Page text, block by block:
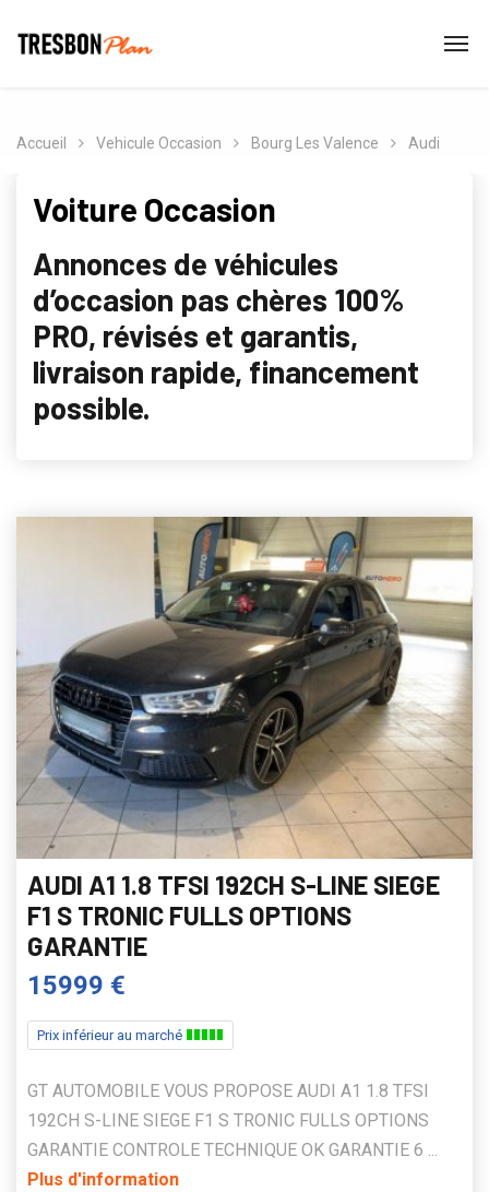
Accueil Vehicule Occasion Bourg Les Valence Audi
Voiture Occasion
Annonces de véhicules
d’occasion pas chères 100%
PRO, révisés et garantis,
livraison rapide, financement
possible.
AUDI A1 1.8 TFSI 192CH S-LINE SIEGE
F1 S TRONIC FULLS OPTIONS
GARANTIE
15999 €
Prix inférieur au marché
GT AUTOMOBILE VOUS PROPOSE AUDI A1 1.8 TFSI
192CH S-LINE SIEGE F1 S TRONIC FULLS OPTIONS
GARANTIE CONTROLE TECHNIQUE OK GARANTIE 6 ...
Plus d'information